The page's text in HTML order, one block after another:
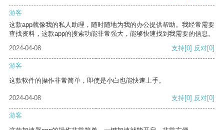
游客
这款app就像我的私人助理，随时随地为我的办公提供帮助。我经常需要
查找资料，这款app的搜索功能非常强大，能够快速找到我需要的信息。
2024-04-08
支持[0] 反对[0]
游客
这款软件的操作非常简单，即使是小白也能快速上手。
2024-04-08 支持[0] 反对[0]
游客